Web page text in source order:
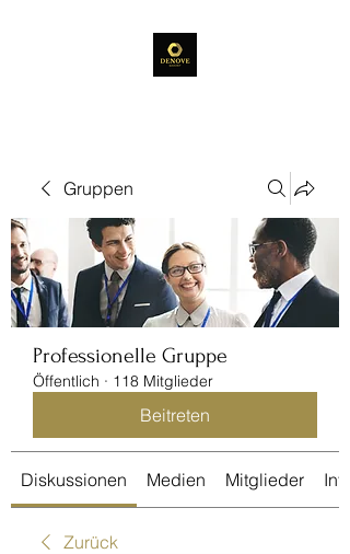
Gruppen
Professionelle Gruppe
Öffentlich · 118 Mitglieder
Beitreten
Diskussionen Medien Mitglieder Info
Zurück